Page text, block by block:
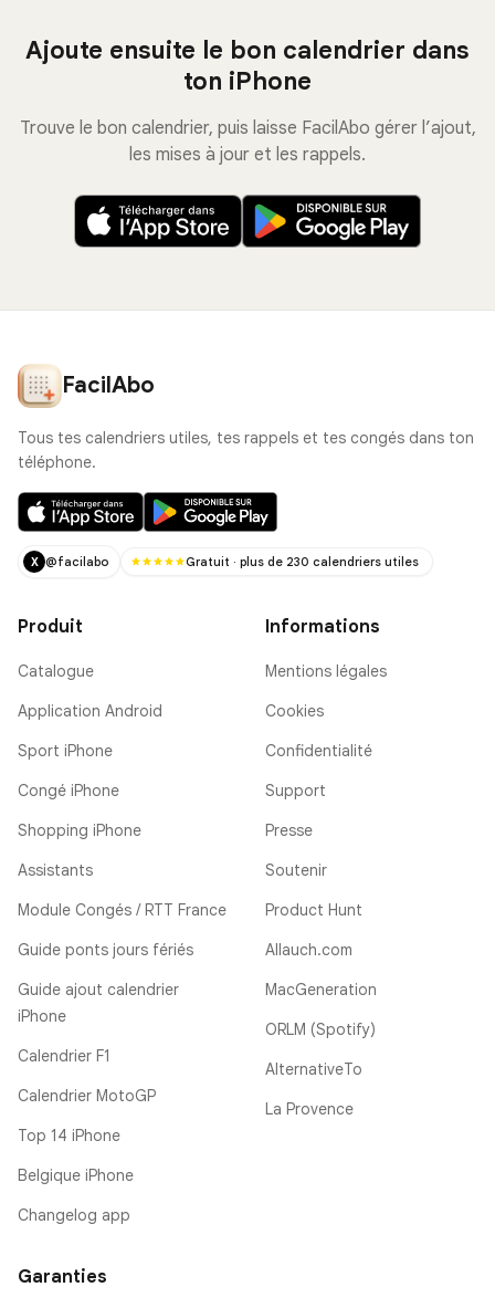
Ajoute ensuite le bon calendrier dans
ton iPhone
Trouve le bon calendrier, puis laisse FacilAbo gérer l’ajout,
les mises à jour et les rappels.
FacilAbo
Tous tes calendriers utiles, tes rappels et tes congés dans ton
téléphone.
X @facilabo Gratuit · plus de 230 calendriers utiles
Produit
Catalogue
Application Android
Sport iPhone
Congé iPhone
Shopping iPhone
Assistants
Module Congés / RTT France
Guide ponts jours fériés
Guide ajout calendrier
iPhone
Calendrier F1
Calendrier MotoGP
Top 14 iPhone
Belgique iPhone
Changelog app
Informations
Mentions légales
Cookies
Confidentialité
Support
Presse
Soutenir
Product Hunt
Allauch.com
MacGeneration
ORLM (Spotify)
AlternativeTo
La Provence
Garanties